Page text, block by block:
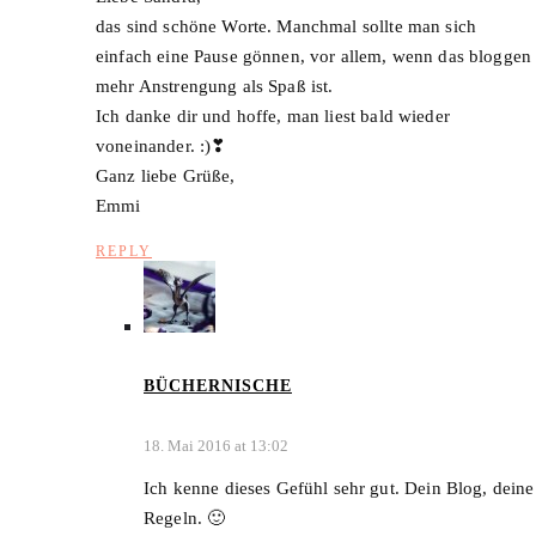
das sind schöne Worte. Manchmal sollte man sich
einfach eine Pause gönnen, vor allem, wenn das bloggen
mehr Anstrengung als Spaß ist.
Ich danke dir und hoffe, man liest bald wieder
voneinander. :)❣
Ganz liebe Grüße,
Emmi
REPLY
BÜCHERNISCHE
18. Mai 2016 at 13:02
Ich kenne dieses Gefühl sehr gut. Dein Blog, deine
Regeln. 🙂